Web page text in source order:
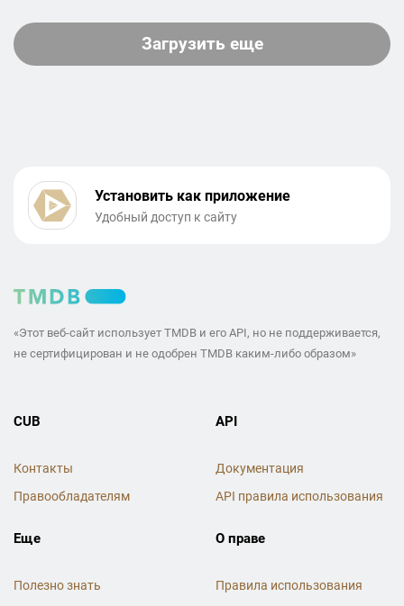
Загрузить еще
Установить как приложение
Удобный доступ к сайту
«Этот веб-сайт использует TMDB и его API, но не поддерживается,
не сертифицирован и не одобрен TMDB каким-либо образом»
CUB
Контакты
Правообладателям
API
Документация
API правила использования
Еще
Полезно знать
О праве
Правила использования